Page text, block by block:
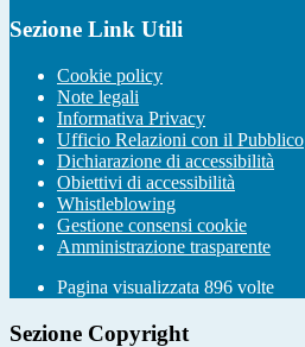
Sezione Link Utili
Cookie policy
Note legali
Informativa Privacy
Ufficio Relazioni con il Pubblico
Dichiarazione di accessibilità
Obiettivi di accessibilità
Whistleblowing
Gestione consensi cookie
Amministrazione trasparente
Pagina visualizzata 896 volte
Sezione Copyright